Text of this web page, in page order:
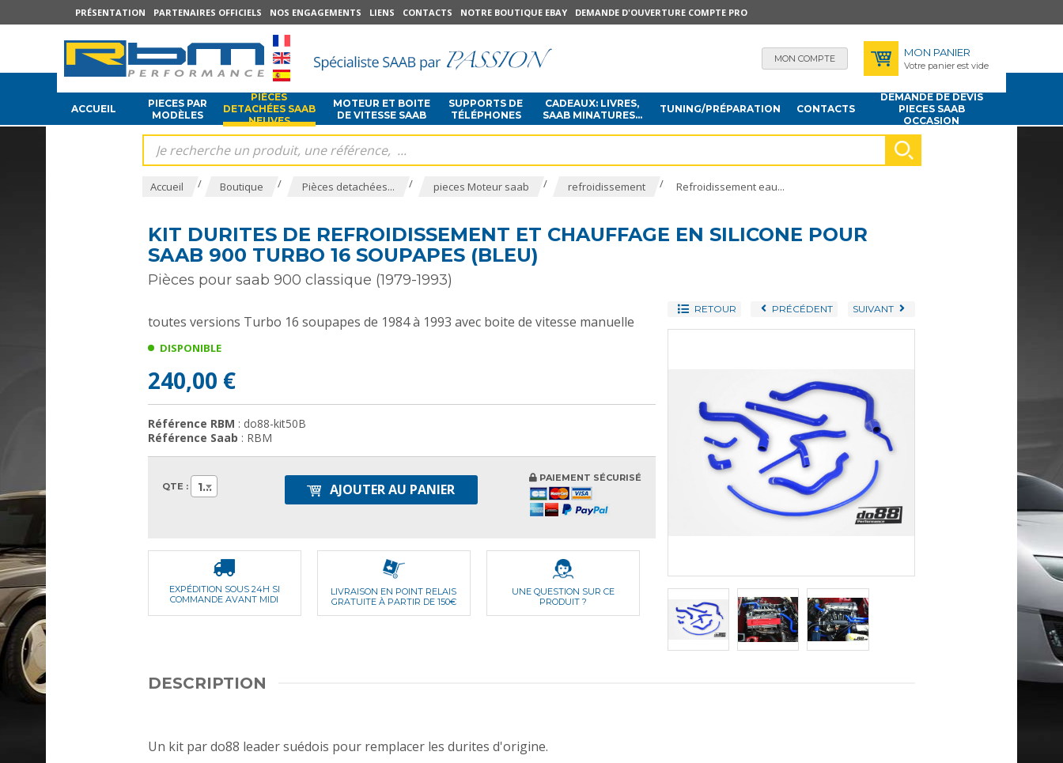
PRÉSENTATION PARTENAIRES OFFICIELS NOS ENGAGEMENTS LIENS CONTACTS NOTRE BOUTIQUE EBAY DEMANDE D'OUVERTURE COMPTE PRO
MON COMPTE MON PANIER
Votre panier est vide
ACCUEIL
PIECES PAR
MODÈLES
PIÈCES
DETACHÉES SAAB
NEUVES
MOTEUR ET BOITE
DE VITESSE SAAB
SUPPORTS DE
TÉLÉPHONES
CADEAUX: LIVRES,
SAAB MINATURES...
TUNING/PRÉPARATION CONTACTS
DEMANDE DE DEVIS
PIECES SAAB
OCCASION
Accueil / Boutique / Pièces detachées... / pieces Moteur saab / refroidissement / Refroidissement eau...
KIT DURITES DE REFROIDISSEMENT ET CHAUFFAGE EN SILICONE POUR
SAAB 900 TURBO 16 SOUPAPES (BLEU)
Pièces pour saab 900 classique (1979-1993)
RETOUR PRÉCÉDENT SUIVANT
toutes versions Turbo 16 soupapes de 1984 à 1993 avec boite de vitesse manuelle
DISPONIBLE
240,00 €
Référence RBM : do88-kit50B
Référence Saab : RBM
QTE : 1 AJOUTER AU PANIER
PAIEMENT SÉCURISÉ
EXPÉDITION SOUS 24H SI
COMMANDE AVANT MIDI
LIVRAISON EN POINT RELAIS
GRATUITE À PARTIR DE 150€
UNE QUESTION SUR CE
PRODUIT ?
DESCRIPTION
Un kit par do88 leader suédois pour remplacer les durites d'origine.